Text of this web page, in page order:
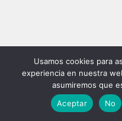
Usamos cookies para
experiencia en nuestra
asumiremos que
Aceptar
No